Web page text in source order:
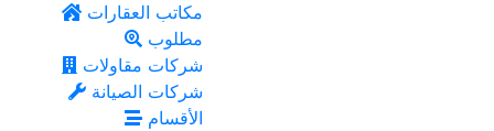
مكاتب العقارات
مطلوب
شركات مقاولات
شركات الصيانة
الأقسام